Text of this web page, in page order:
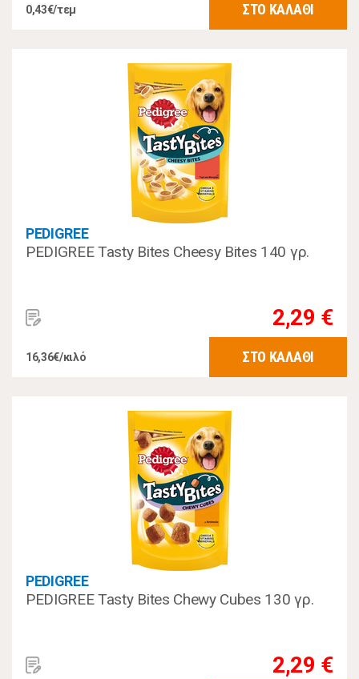
0,43€/τεμ ΣΤΟ ΚΑΛΑΘΙ
PEDIGREE
PEDIGREE Tasty Bites Cheesy Bites 140 γρ.
2,29 €
16,36€/κιλό ΣΤΟ ΚΑΛΑΘΙ
PEDIGREE
PEDIGREE Tasty Bites Chewy Cubes 130 γρ.
2,29 €